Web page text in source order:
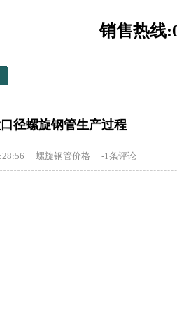
销售热线
径螺旋钢管生产过程
螺旋钢管价格 -1条评论